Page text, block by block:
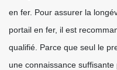
en fer. Pour assurer la
portail en fer, il est
qualifié. Parce que seul le
une connaissance